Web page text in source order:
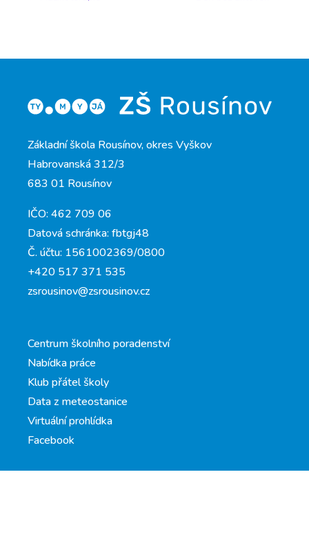
Základní škola Rousínov, okres Vyškov
Habrovanská 312/3
683 01 Rousínov
IČO: 462 709 06
Datová schránka: fbtgj48
Č. účtu: 1561002369/0800
+420 517 371 535
zsrousinov@zsrousinov.cz
Centrum školního poradenství
Nabídka práce
Klub přátel školy
Data z meteostanice
Virtuální prohlídka
Facebook